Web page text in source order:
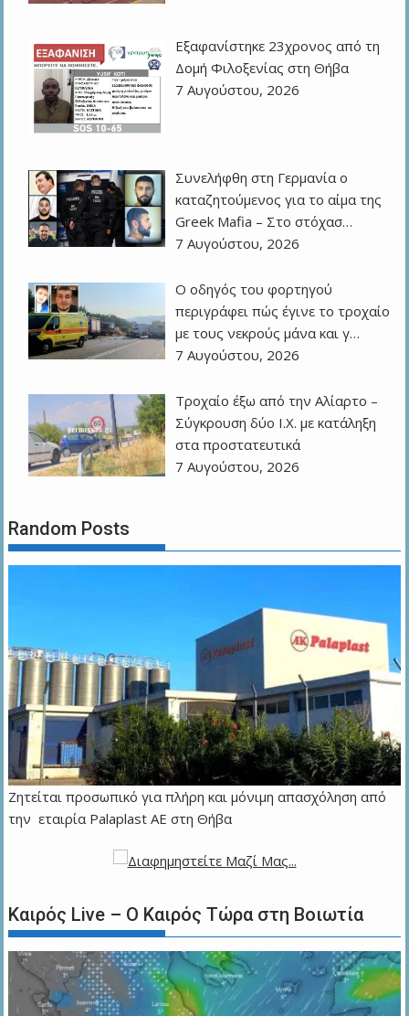
Εξαφανίστηκε 23χρονος από τη
Δομή Φιλοξενίας στη Θήβα
7 Αυγούστου, 2026
Συνελήφθη στη Γερμανία ο
καταζητούμενος για το αίμα της
Greek Mafia – Στο στόχασ…
7 Αυγούστου, 2026
Ο οδηγός του φορτηγού
περιγράφει πώς έγινε το τροχαίο
με τους νεκρούς μάνα και γ…
7 Αυγούστου, 2026
Τροχαίο έξω από την Αλίαρτο –
Σύγκρουση δύο Ι.Χ. με κατάληξη
στα προστατευτικά
7 Αυγούστου, 2026
Random Posts
Ζητείται προσωπικό για πλήρη και μόνιμη απασχόληση από
την εταιρία Palaplast AE στη Θήβα
Καιρός Live – Ο Καιρός Τώρα στη Βοιωτία